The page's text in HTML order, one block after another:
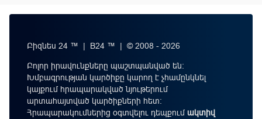
Բիզնես 24 ™ | B24 ™ | © 2008 - 2026
Բոլոր իրավունքները պաշտպանված են:
Խմբագրության կարծիքը կարող է չհամընկնել
կայքում հրապարակված նյութերում
արտահայտված կարծիքների հետ:
Հրապարակումներից օգտվելու դեպքումակտիվ